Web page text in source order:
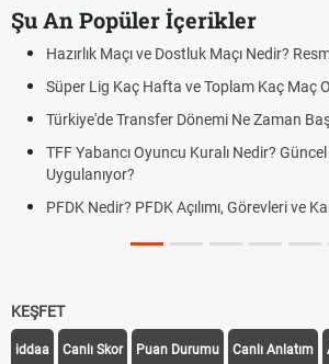
Şu An Popüler İçerikler
Hazırlık Maçı ve Dostluk Maçı Nedir?
Süper Lig Kaç Hafta ve Toplam Kaç Maç
Türkiye'de Transfer Dönemi Ne Zaman
TFF Yabancı Oyuncu Kuralı Nedir? Güncel
Uygulanıyor?
PFDK Nedir? PFDK Açılımı, Görevleri ve
KEŞFET
iddaa Canlı Skor Puan Durumu Canlı Anlatım